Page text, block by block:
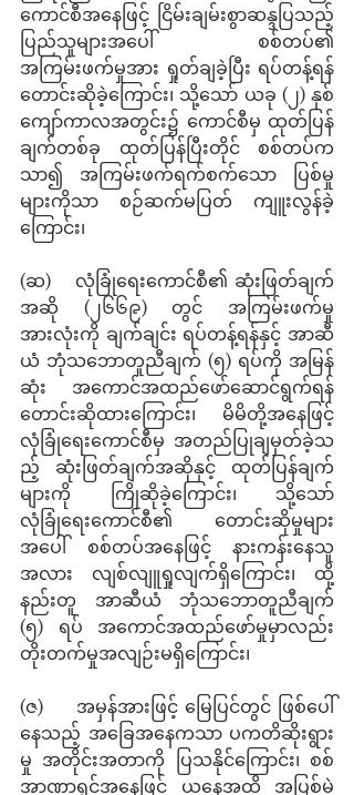
ကောင်စီအနေဖြင့် ငြိမ်းချမ်းစွာဆန္ဒပြသည့်
ပြည်သူများအပေါ် စစ်တပ်၏
အကြမ်းဖက်မှုအား ရှုတ်ချခဲ့ပြီး ရပ်တန့်ရန်
တောင်းဆိုခဲ့ကြောင်း၊ သို့သော် ယခု (၂) နှစ်
ကျော်ကာလအတွင်း၌ ကောင်စီမှ ထုတ်ပြန်
ချက်တစ်ခု ထုတ်ပြန်ပြီးတိုင် စစ်တပ်က
သာ၍ အကြမ်းဖက်ရက်စက်သော ပြစ်မှု
များကိုသာ စဉ်ဆက်မပြတ် ကျူးလွန်ခဲ့
ကြောင်း၊
(ဆ)    လုံခြုံရေးကောင်စီ၏ ဆုံးဖြတ်ချက်
အဆို (၂၆၆၉) တွင် အကြမ်းဖက်မှု
အားလုံးကို ချက်ချင်း ရပ်တန့်ရန်နှင့် အာဆီ
ယံ ဘုံသဘောတူညီချက် (၅) ရပ်ကို အမြန်
ဆုံး အကောင်အထည်ဖော်ဆောင်ရွက်ရန်
တောင်းဆိုထားကြောင်း၊ မိမိတို့အနေဖြင့်
လုံခြုံရေးကောင်စီမှ အတည်ပြုချမှတ်ခဲ့သ
ည့် ဆုံးဖြတ်ချက်အဆိုနှင့် ထုတ်ပြန်ချက်
များကို ကြိုဆိုခဲ့ကြောင်း၊ သို့သော်
လုံခြုံရေးကောင်စီ၏ တောင်းဆိုမှုများ
အပေါ် စစ်တပ်အနေဖြင့် နားကန်းနေသူ
အလား လျစ်လျူရှုလျက်ရှိကြောင်း၊ ထို့
နည်းတူ အာဆီယံ ဘုံသဘောတူညီချက်
(၅) ရပ် အကောင်အထည်ဖော်မှုမှာလည်း
တိုးတက်မှုအလျဉ်းမရှိကြောင်း၊
(ဇ)     အမှန်အားဖြင့် မြေပြင်တွင် ဖြစ်ပေါ်
နေသည့် အခြေအနေကသာ ပကတိဆိုးရွား
မှု အတိုင်းအတာကို ပြသနိုင်ကြောင်း၊ စစ်
အာဏာရှင်အနေဖြင့် ယနေ့အထိ အပြစ်မဲ့